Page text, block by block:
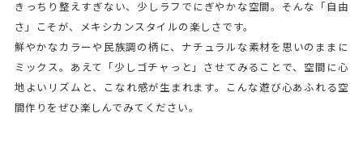
きっちり整えすぎない、少しラフでにぎやかな空間。そんな「自由
さ」こそが、メキシカンスタイルの楽しさです。
鮮やかなカラーや民族調の柄に、ナチュラルな素材を思いのままに
ミックス。あえて「少しゴチャっと」させてみることで、空間に心
地よいリズムと、こなれ感が生まれます。こんな遊び心あふれる空
間作りをぜひ楽しんでみてください。